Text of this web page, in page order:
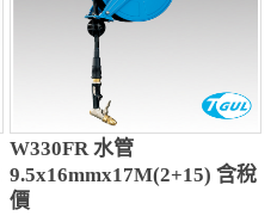
W330FR 水管
9.5x16mmx17M(2+15) 含稅
價